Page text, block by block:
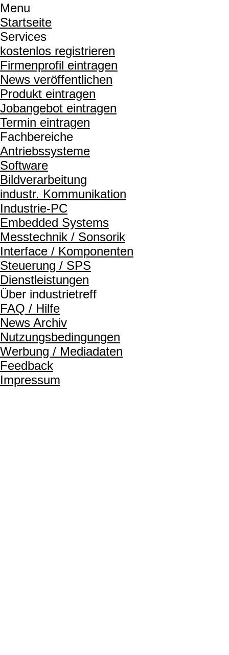
Menu
Startseite
Services
kostenlos registrieren
Firmenprofil eintragen
News veröffentlichen
Produkt eintragen
Jobangebot eintragen
Termin eintragen
Fachbereiche
Antriebssysteme
Software
Bildverarbeitung
industr. Kommunikation
Industrie-PC
Embedded Systems
Messtechnik / Sonsorik
Interface / Komponenten
Steuerung / SPS
Dienstleistungen
Über industrietreff
FAQ / Hilfe
News Archiv
Nutzungsbedingungen
Werbung / Mediadaten
Feedback
Impressum